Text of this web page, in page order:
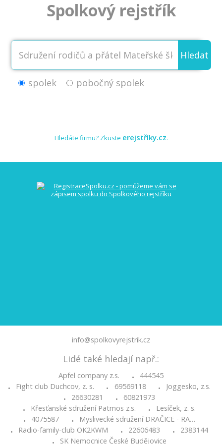
Spolkový rejstřík
Hledat
spolek pobočný spolek
Hledáte firmu? Zkuste erejstříky.cz.
info@spolkovyrejstrik.cz
Lidé také hledají např.:
Apfel company z.s. •
444545
•
Fight club Duchcov, z. s. • 69569118 •
Joggesko, z.s.
•
26630281 •
60821973
•
Křesťanské sdružení Patmos z.s. •
Lesíček, z. s.
•
4075587 •
Myslivecké sdružení DRAČICE - RA…
•
Radio-family-club OK2KWM • 22606483 •
2383144
SK Nemocnice České Budějovice